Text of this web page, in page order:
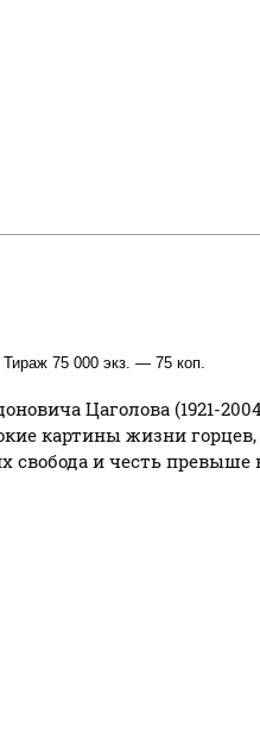
75 000 экз. — 75 коп.
Цаголова (1921-
картины жизни
и честь превыше